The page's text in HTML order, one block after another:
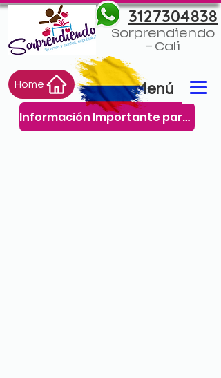
Home
3127304838
Menú
Información Importante para ti
Sorprendiendo
- Cali